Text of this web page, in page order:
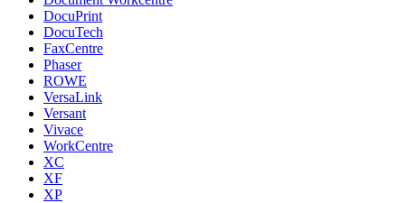
DocuPrint
DocuTech
FaxCentre
Phaser
ROWE
VersaLink
Versant
Vivace
WorkCentre
XC
XF
XP